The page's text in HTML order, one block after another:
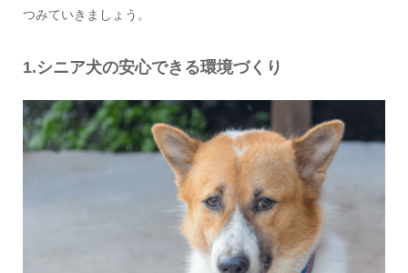
つみていきましょう。
1.シニア犬の安心できる環境づくり